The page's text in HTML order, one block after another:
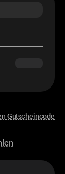
Gutscheincode